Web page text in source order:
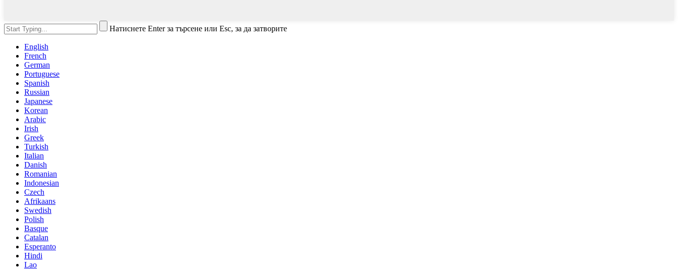
Натиснете Enter за търсене или Esc, за да затворите
English
French
German
Portuguese
Spanish
Russian
Japanese
Korean
Arabic
Irish
Greek
Turkish
Italian
Danish
Romanian
Indonesian
Czech
Afrikaans
Swedish
Polish
Basque
Catalan
Esperanto
Hindi
Lao